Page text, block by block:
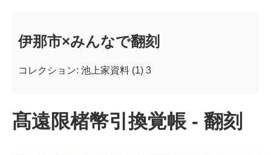
伊那市×みんなで翻刻
コレクション: 池上家資料 (1) 3
髙遠限楮幣引換覚帳 - 翻刻